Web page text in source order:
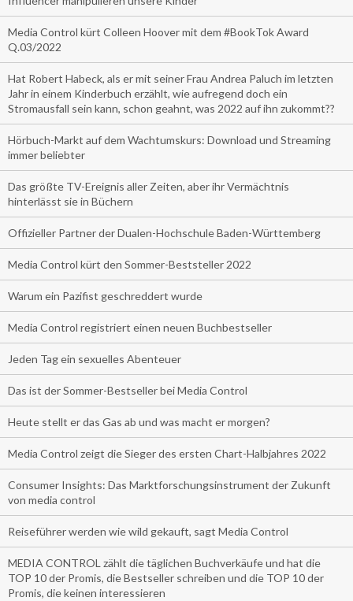
Media Control kürt Colleen Hoover mit dem #BookTok Award
Q.03/2022
Hat Robert Habeck, als er mit seiner Frau Andrea Paluch im letzten
Jahr in einem Kinderbuch erzählt, wie aufregend doch ein
Stromausfall sein kann, schon geahnt, was 2022 auf ihn zukommt??
Hörbuch-Markt auf dem Wachtumskurs: Download und Streaming
immer beliebter
Das größte TV-Ereignis aller Zeiten, aber ihr Vermächtnis
hinterlässt sie in Büchern
Offizieller Partner der Dualen-Hochschule Baden-Württemberg
Media Control kürt den Sommer-Beststeller 2022
Warum ein Pazifist geschreddert wurde
Media Control registriert einen neuen Buchbestseller
Jeden Tag ein sexuelles Abenteuer
Das ist der Sommer-Bestseller bei Media Control
Heute stellt er das Gas ab und was macht er morgen?
Media Control zeigt die Sieger des ersten Chart-Halbjahres 2022
Consumer Insights: Das Marktforschungsinstrument der Zukunft
von media control
Reiseführer werden wie wild gekauft, sagt Media Control
MEDIA CONTROL zählt die täglichen Buchverkäufe und hat die
TOP 10 der Promis, die Bestseller schreiben und die TOP 10 der
Promis, die keinen interessieren